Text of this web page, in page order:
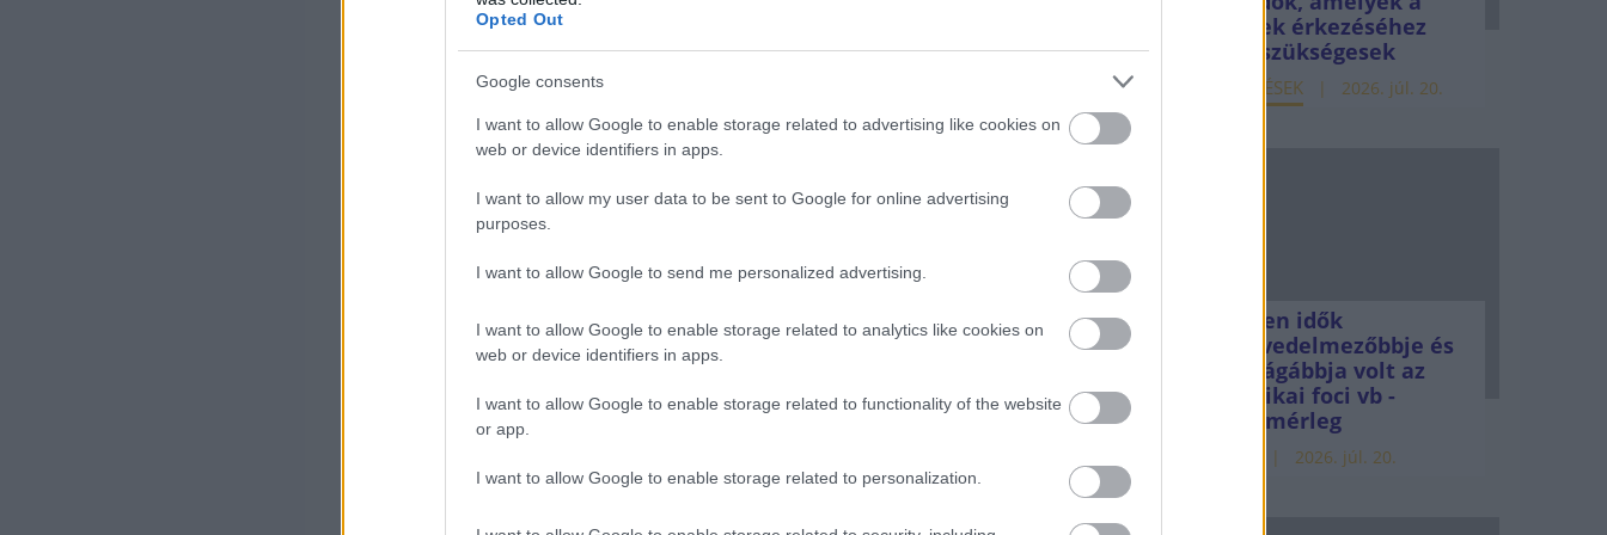
Opted Out
Google consents
I want to allow Google to enable storage related to advertising like cookies on
web or device identifiers in apps.
I want to allow my user data to be sent to Google for online advertising
purposes.
I want to allow Google to send me personalized advertising.
I want to allow Google to enable storage related to analytics like cookies on
web or device identifiers in apps.
I want to allow Google to enable storage related to functionality of the website
or app.
I want to allow Google to enable storage related to personalization.
illetően A miniszteri küldöttség kedden a Connecticut állambeli
Yale Egyetemre is ellátogatott,
ahol szintén az oktatási kapcsolatok álltak a megbeszélések
működő, nagy hagyományú amerikai egyetem két nemzetközi
kapcsolatokért felelős vezetőjével tárgyalt, köztük Alexander Rosasszal,
A miniszter a megbeszélésen a Pannónia Ösztöndíjprogram kapcsán azt
hangoztatta, hogy az abban eddig részt vevő mintegy 3 ezer külföldön
tanuló diákból eddig 62-en érkeztek az Egyesült Államokba. A tárgyalás
eredményeként arról született megállapodás, hogy
pénzek érkezéséhez
még szükségesek
ELEMZÉSEK 2026. júl. 20.
Minden idők
legjövedelmezőbbje és
legdrágábbja volt az
amerikai foci vb -
gyorsmérleg
2026. júl. 20.